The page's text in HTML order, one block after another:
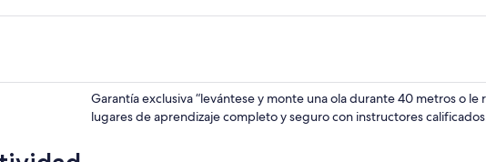
Garantía exclusiva “levántese y monte una ola durante 40 metros o
lugares de aprendizaje completo y seguro con instructores